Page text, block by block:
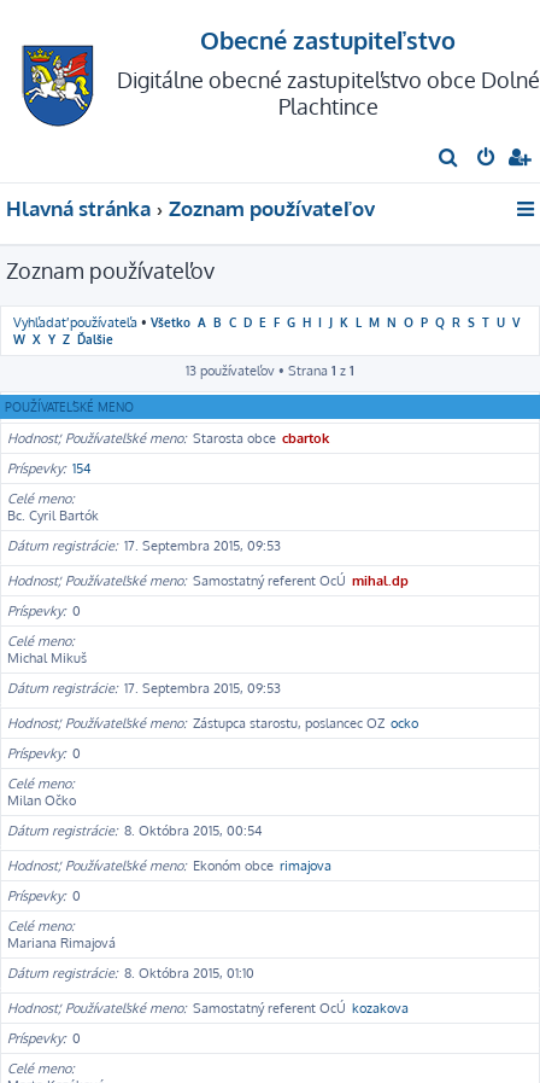
Obecné zastupiteľstvo
Digitálne obecné zastupiteľstvo obce Dolné
Plachtince
ľ
d
Hlavná stránka Zoznam používateľov
Zoznam používateľov
Vyhľadať používateľa • Všetko A B C D E F G H I J K L M N O P Q R S T U V
W X Y Z Ďalšie
13 používateľov • Strana 1 z 1
POUŽÍVATEĽSKÉ MENO
Hodnosť, Používateľské meno Starosta obce cbartok
Príspevky 154
Celé meno
Bc. Cyril Bartók
Dátum registrácie 17. Septembra 2015, 09:53
Hodnosť, Používateľské meno Samostatný referent OcÚ mihal.dp
Príspevky 0
Celé meno
Michal Mikuš
Dátum registrácie 17. Septembra 2015, 09:53
Hodnosť, Používateľské meno Zástupca starostu, poslancec OZ ocko
Príspevky 0
Celé meno
Milan Očko
Dátum registrácie 8. Októbra 2015, 00:54
Hodnosť, Používateľské meno Ekonóm obce rimajova
Príspevky 0
Celé meno
Mariana Rimajová
Dátum registrácie 8. Októbra 2015, 01:10
Hodnosť, Používateľské meno Samostatný referent OcÚ kozakova
Príspevky 0
Celé meno